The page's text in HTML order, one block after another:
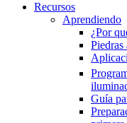
Recursos
Aprendiendo
¿Por
Piedras
Guía